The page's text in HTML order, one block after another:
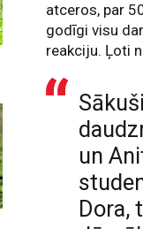
atceros, par
godīgi visu
reakciju. Ļoti
un
Dora,